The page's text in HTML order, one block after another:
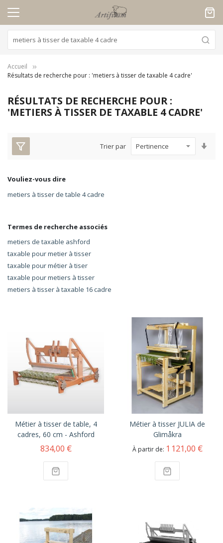
Accueil
Résultats de recherche pour : 'metiers à tisser de taxable 4 cadre'
RÉSULTATS DE RECHERCHE POUR :
'METIERS À TISSER DE TAXABLE 4 CADRE'
Trier par
Vouliez-vous dire
metiers à tisser de table 4 cadre
Termes de recherche associés
metiers de taxable ashford
taxable pour metier à tisser
taxable pour métier à tiser
taxable pour metiers à tisser
metiers à tisser à taxable 16 cadre
Métier à tisser de table, 4
cadres, 60 cm - Ashford
834,00 €
Métier à tisser JULIA de
Glimåkra
À partir de 1 121,00 €